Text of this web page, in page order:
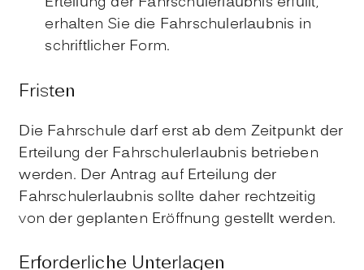
erhalten Sie die Fahrschulerlaubnis in
schriftlicher Form.
Fristen
Die Fahrschule darf erst ab dem Zeitpunkt der
Erteilung der Fahrschulerlaubnis betrieben
werden. Der Antrag auf Erteilung der
Fahrschulerlaubnis sollte daher rechtzeitig
von der geplanten Eröffnung gestellt werden.
Erforderliche Unterlagen